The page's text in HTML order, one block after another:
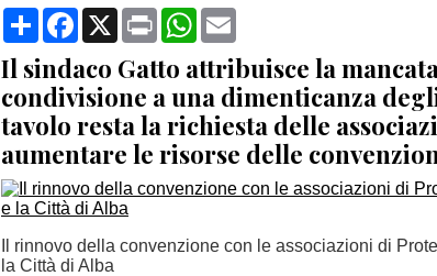
CondividiFacebook
X Print WhatsApp
Il sindaco Gatto attribuisce la
condivisione a una dimenticanza
tavolo resta la richiesta delle
aumentare le risorse delle
Il rinnovo della convenzione con le associazioni di
la Città di Alba